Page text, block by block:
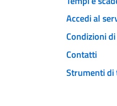
Accedi al
Condizioni
Contatti
Strumenti di